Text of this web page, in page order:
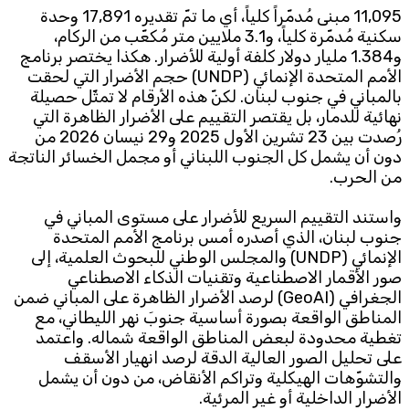
Subscribe to the newsletter
TTV
TTV Plus
Download the app
© 2025. All Rights Reserved. ByKoein
11,095 مبنى مُدمّراً كلياً، أي ما تمّ تقديره 17,891 وحدة
سكنية مُدمّرة كلياً، و3.1 ملايين متر مُكعّب من الركام،
و1.384 مليار دولار كلفة أولية للأضرار. هكذا يختصر برنامج
الأمم المتحدة الإنمائي (UNDP) حجم الأضرار التي لحقت
بالمباني في جنوب لبنان. لكنّ هذه الأرقام لا تمثّل حصيلة
نهائية للدمار، بل يقتصر التقييم على الأضرار الظاهرة التي
رُصدت بين 23 تشرين الأول 2025 و29 نيسان 2026 من
دون أن يشمل كل الجنوب اللبناني أو مجمل الخسائر الناتجة
من الحرب.
واستند التقييم السريع للأضرار على مستوى المباني في
جنوب لبنان، الذي أصدره أمس برنامج الأمم المتحدة
الإنمائي (UNDP) والمجلس الوطني للبحوث العلمية، إلى
صور الأقمار الاصطناعية وتقنيات الذكاء الاصطناعي
الجغرافي (GeoAI) لرصد الأضرار الظاهرة على المباني ضمن
المناطق الواقعة بصورة أساسية جنوبَ نهر الليطاني، مع
تغطية محدودة لبعض المناطق الواقعة شماله. واعتمد
على تحليل الصور العالية الدقة لرصد انهيار الأسقف
والتشوّهات الهيكلية وتراكم الأنقاض، من دون أن يشمل
الأضرار الداخلية أو غير المرئية.